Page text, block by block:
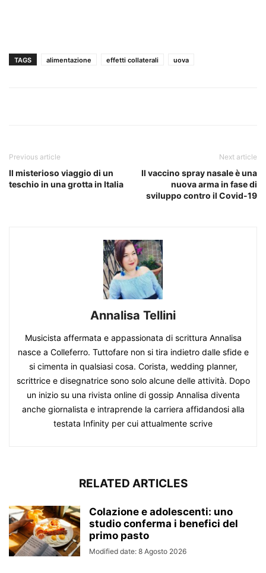
TAGS alimentazione effetti collaterali uova
Previous article
Il misterioso viaggio di un
teschio in una grotta in Italia
Next article
Il vaccino spray nasale è una
nuova arma in fase di
sviluppo contro il Covid-19
Annalisa Tellini
Musicista affermata e appassionata di scrittura Annalisa
nasce a Colleferro. Tuttofare non si tira indietro dalle sfide e
si cimenta in qualsiasi cosa. Corista, wedding planner,
scrittrice e disegnatrice sono solo alcune delle attività. Dopo
un inizio su una rivista online di gossip Annalisa diventa
anche giornalista e intraprende la carriera affidandosi alla
testata Infinity per cui attualmente scrive
RELATED ARTICLES
Colazione e adolescenti: uno
studio conferma i benefici del
primo pasto
Modified date: 8 Agosto 2026